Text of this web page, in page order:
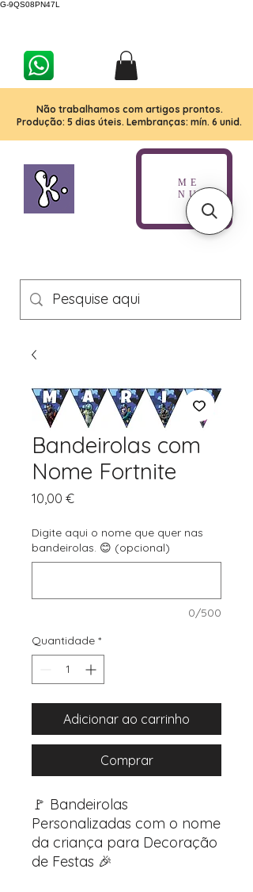
G-9QS08PN47L
Não trabalhamos com artigos prontos.
Produção: 5 dias úteis. Lembranças: mín. 6 unid.
ME
NU
Bandeirolas com
Nome Fortnite
10,00 €Preço
Digite aqui o nome que quer nas
bandeirolas. 😊 (opcional)
0/500
Quantidade *
Adicionar ao carrinho
Comprar
🚩 Bandeirolas
Personalizadas com o nome
da criança para Decoração
de Festas 🎉